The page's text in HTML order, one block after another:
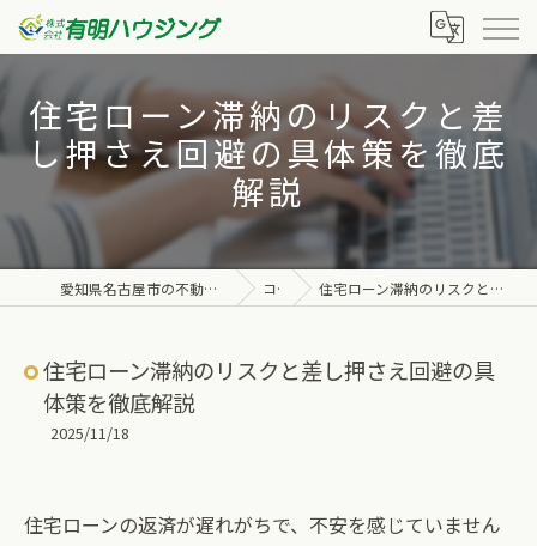
住宅ローン滞納のリスクと差
し押さえ回避の具体策を徹底
解説
愛知県名古屋市の不動産なら株式会社有明ハウジング コラム 住宅ローン滞納のリスクと差し押さえ回避の具体策を徹底解説
住宅ローン滞納のリスクと差し押さえ回避の具
体策を徹底解説
2025/11/18
住宅ローンの返済が遅れがちで、不安を感じていません